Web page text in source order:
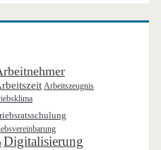
Arbeitszeugnis
Digitalisierung